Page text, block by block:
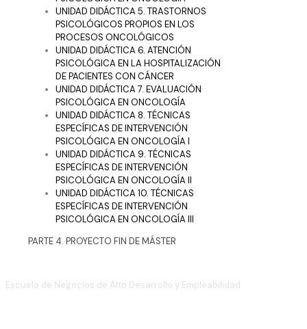
UNIDAD DIDÁCTICA 5. TRASTORNOS
PSICOLÓGICOS PROPIOS EN LOS
PROCESOS ONCOLÓGICOS
UNIDAD DIDÁCTICA 6. ATENCIÓN
PSICOLÓGICA EN LA HOSPITALIZACIÓN
DE PACIENTES CON CÁNCER
UNIDAD DIDÁCTICA 7. EVALUACIÓN
PSICOLÓGICA EN ONCOLOGÍA
UNIDAD DIDÁCTICA 8. TÉCNICAS
ESPECÍFICAS DE INTERVENCIÓN
PSICOLÓGICA EN ONCOLOGÍA I
UNIDAD DIDÁCTICA 9. TÉCNICAS
ESPECÍFICAS DE INTERVENCIÓN
PSICOLÓGICA EN ONCOLOGÍA II
UNIDAD DIDÁCTICA 10. TÉCNICAS
ESPECÍFICAS DE INTERVENCIÓN
PSICOLÓGICA EN ONCOLOGÍA III
PARTE 4. PROYECTO FIN DE MÁSTER
Escuela de Negocios de Alto Desarrollo y Empleabilidad